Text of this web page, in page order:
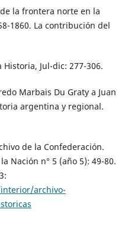
la frontera norte en la
1860. La contribución del
Jul-dic: 277-306.
Marbais Du Graty a Juan
argentina y regional.
de la Confederación.
Nación n° 5 (año 5): 49-80.
archivo-